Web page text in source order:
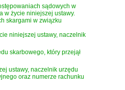
sądowych w
w życie niniejszej ustawy.
skargami w związku
niniejszej ustawy, naczelnik
skarbowego, który przejął
ustawy, naczelnik urzędu
oraz numerze rachunku